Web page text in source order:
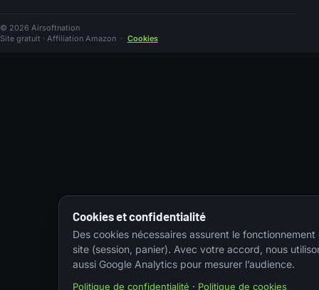
© 2026 Airsoftnation
Site gratuit · Affiliation Amazon · Cookies
Cookies et confidentialité
Des cookies nécessaires assurent le fonctionnement
site (session, panier). Avec votre accord, nous
aussi Google Analytics pour mesurer l’audience.
Politique de confidentialité · Politique de cookies